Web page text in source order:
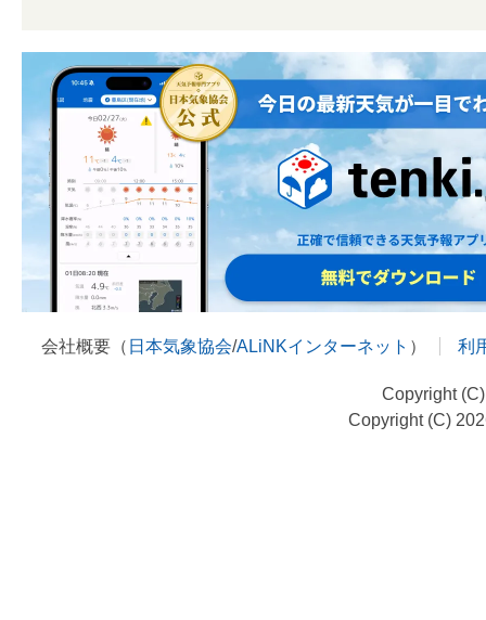
会社概要（ 日本気象協会/ALiNKインターネット ） 利
Copyright
Copyright (C)